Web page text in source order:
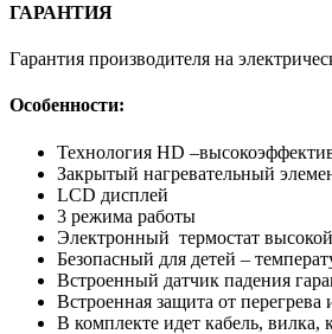
ГАРАНТИЯ
Гарантия производителя на
Особенности:
Технология HD
Закрытый нагревательный
LCD дисплей
3 режима работы
Электронный термостат
Безопасный для детей –
Встроенный датчик падения
Встроенная защита от
В комплекте идет кабель, вилка,